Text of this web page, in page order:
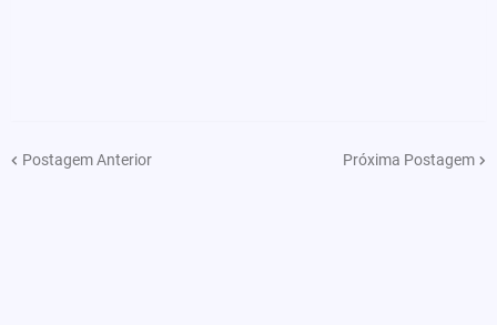
Postagem Anterior Próxima Postagem